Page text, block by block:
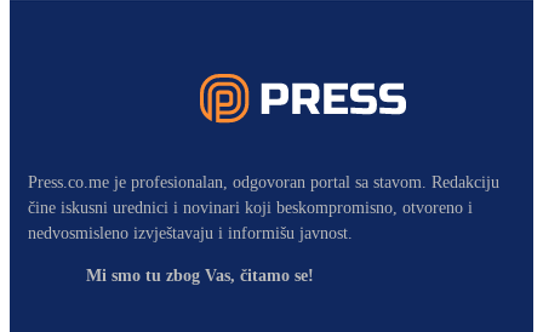
Press.co.me je profesionalan, odgovoran portal sa stavom. Redakciju
čine iskusni urednici i novinari koji beskompromisno, otvoreno i
nedvosmisleno izvještavaju i informišu javnost.
Mi smo tu zbog Vas, čitamo se!